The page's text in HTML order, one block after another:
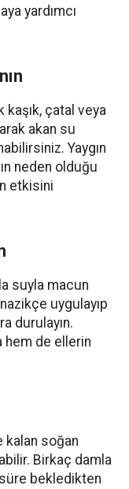
yardımcı
kaşık, çatal veya
akan su
Yaygın
neden olduğu
etkisini
suyla macun
uygulayıp
durulayın.
hem de ellerin
kalan soğan
Birkaç damla
bekledikten